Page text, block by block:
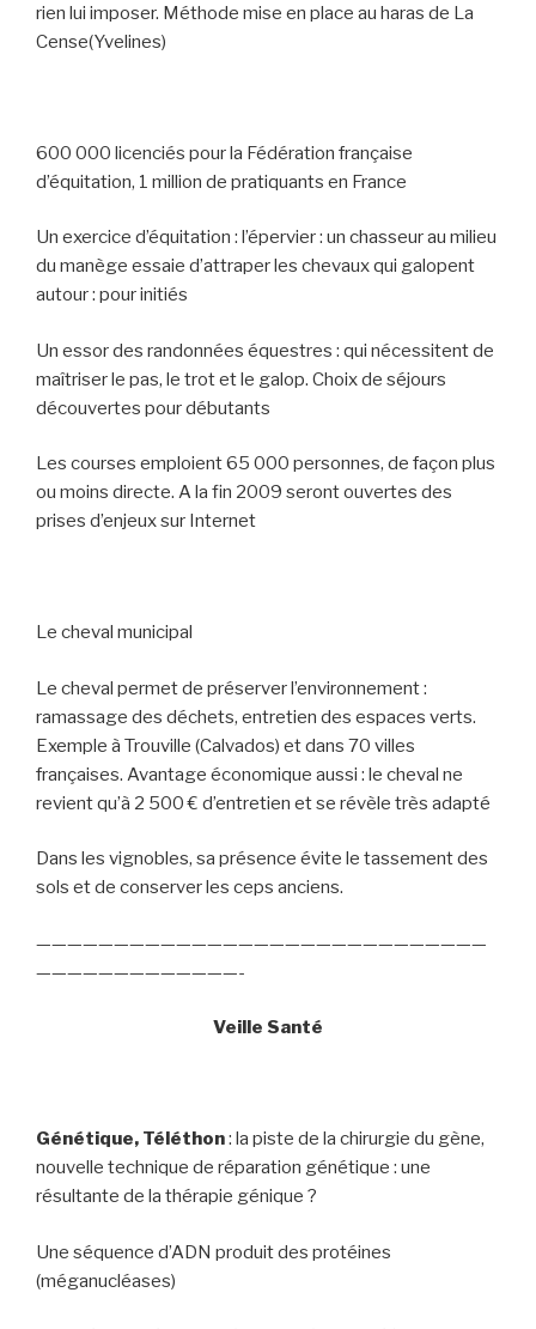
rien lui imposer. Méthode mise en place au haras de La
Cense(Yvelines)
600 000 licenciés pour la Fédération française
d’équitation, 1 million de pratiquants en France
Un exercice d’équitation : l’épervier : un chasseur au milieu
du manège essaie d’attraper les chevaux qui galopent
autour : pour initiés
Un essor des randonnées équestres : qui nécessitent de
maîtriser le pas, le trot et le galop. Choix de séjours
découvertes pour débutants
Les courses emploient 65 000 personnes, de façon plus
ou moins directe. A la fin 2009 seront ouvertes des
prises d’enjeux sur Internet
Le cheval municipal
Le cheval permet de préserver l’environnement :
ramassage des déchets, entretien des espaces verts.
Exemple à Trouville (Calvados) et dans 70 villes
françaises. Avantage économique aussi : le cheval ne
revient qu’à 2 500 € d’entretien et se révèle très adapté
Dans les vignobles, sa présence évite le tassement des
sols et de conserver les ceps anciens.
—————————————————————————————
—————————————-
Veille Santé
Génétique, Téléthon: la piste de la chirurgie du gène,
nouvelle technique de réparation génétique : une
résultante de la thérapie génique ?
Une séquence d’ADN produit des protéines
(méganucléases)